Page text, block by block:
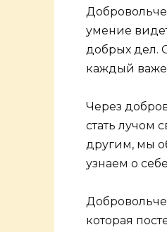
умение
добрых дел.
каждый
Через
стать лучом
другим, мы
узнаем о
которая